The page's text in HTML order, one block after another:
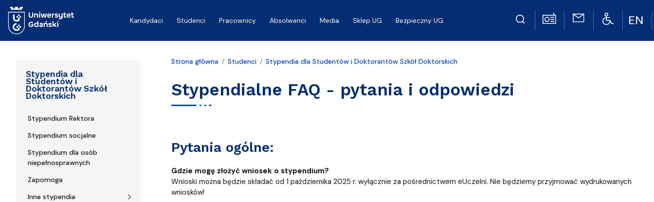
Kandydaci
Studenci Pracownicy Absolwenci Media Sklep UG Bezpieczny UG
Stypendia dla
Studentów i
Doktorantów Szkół
Doktorskich
Stypendium Rektora
Stypendium socjalne
Stypendium dla osób
niepełnosprawnych
Zapomoga
Inne stypendia
Strona główna Studenci Stypendia dla Studentów i Doktorantów Szkół Doktorskich
Stypendialne FAQ - pytania i odpowiedzi
Pytania ogólne:
Gdzie mogę złożyć wniosek o stypendium?
Wnioski można będzie składać od 1 października 2025 r. wyłącznie za pośrednictwem eUczelni. Nie będziemy przyjmować wydrukowanych
wniosków!